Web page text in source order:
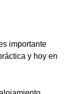
importante
y hoy en